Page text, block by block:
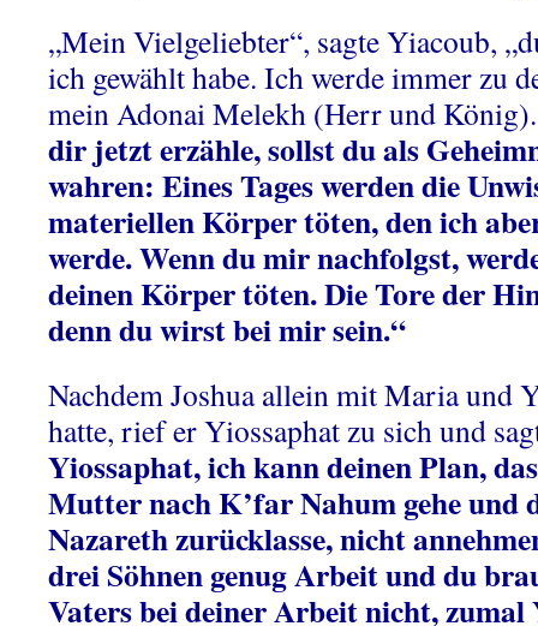
„Mein Vielgeliebter“, sagte Yiacoub,
ich gewählt habe. Ich werde immer zu
mein Adonai Melekh (Herr und
dir jetzt erzähle, sollst du als
wahren: Eines Tages werden die
materiellen Körper töten, den ich
werde. Wenn du mir nachfolgst,
deinen Körper töten. Die Tore der
denn du wirst bei mir sein.“
Nachdem Joshua allein mit Maria und
hatte, rief er Yiossaphat zu sich und
Yiossaphat, ich kann deinen Plan,
Mutter nach K’far Nahum gehe und
Nazareth zurücklasse, nicht
drei Söhnen genug Arbeit und du
Vaters bei deiner Arbeit nicht, zumal